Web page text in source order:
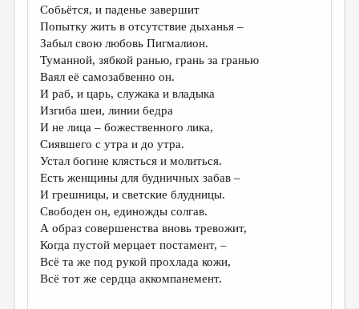
ОБЗОР ЛИТЕРАТУРЫ
СТРАНИЦЫ ПАМЯТИ
ОБЪЯВЛЕНИЯ
КОЛОНКА РЕДАКТОРА
РЕДКОЛЛЕГИЯ
ОТ РЕДАКЦИИ
МАЛАЯ ПРОЗА
ЭССЕИСТИКА
ЛИТЕРАТУРОВЕДЕНИЕ
КУЛЬТУРОВЕДЕНИЕ
Собьётся, и паденье завершит
Попытку жить в отсутствие дыханья –
Забыл свою любовь Пигмалион.
Туманной, зябкой ранью, грань за гранью
Ваял её самозабвенно он.
И раб, и царь, служака и владыка
Изгиба шеи, линии бедра
И не лица – божественного лика,
Сиявшего с утра и до утра.
Устал богине клясться и молиться.
Есть женщины для будничных забав –
И грешницы, и светские блудницы.
Свободен он, единожды солгав.
А образ совершенства вновь тревожит,
Когда пустой мерцает постамент, –
Всё та же под рукой прохлада кожи,
Всё тот же сердца аккомпанемент.